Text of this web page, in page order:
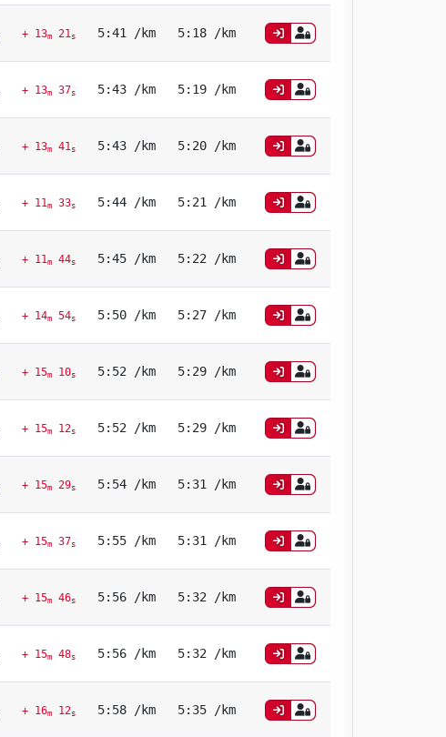
+ 13m21s 5:41 /km 5:18 /km
+ 13m37s 5:43 /km 5:19 /km
+ 13m41s 5:43 /km 5:20 /km
+ 11m33s 5:44 /km 5:21 /km
+ 11m44s 5:45 /km 5:22 /km
+ 14m54s 5:50 /km 5:27 /km
+ 15m10s 5:52 /km 5:29 /km
+ 15m12s 5:52 /km 5:29 /km
+ 15m29s 5:54 /km 5:31 /km
+ 15m37s 5:55 /km 5:31 /km
+ 15m46s 5:56 /km 5:32 /km
+ 15m48s 5:56 /km 5:32 /km
+ 16m12s 5:58 /km 5:35 /km